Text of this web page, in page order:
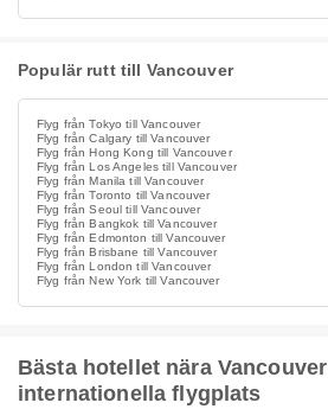
Populär rutt till Vancouver
Flyg från Tokyo till Vancouver
Flyg från Calgary till Vancouver
Flyg från Hong Kong till Vancouver
Flyg från Los Angeles till Vancouver
Flyg från Manila till Vancouver
Flyg från Toronto till Vancouver
Flyg från Seoul till Vancouver
Flyg från Bangkok till Vancouver
Flyg från Edmonton till Vancouver
Flyg från Brisbane till Vancouver
Flyg från London till Vancouver
Flyg från New York till Vancouver
Bästa hotellet nära Vancouver
internationella flygplats